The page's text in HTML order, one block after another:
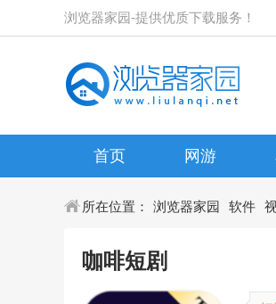
浏览器家园-提供优质下载服务！
首页 网游
所在位置： 浏览器家园 软件
咖啡短剧